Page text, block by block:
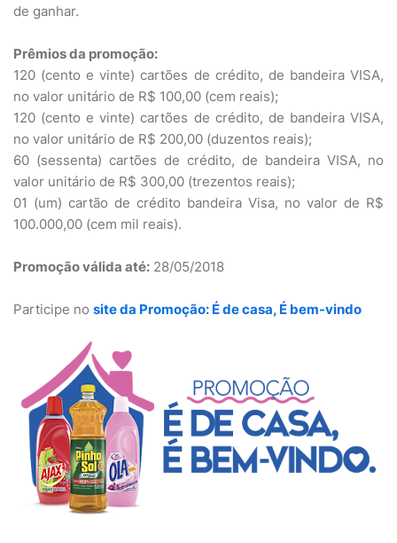
de ganhar.
Prêmios da promoção:
120 (cento e vinte) cartões de crédito, de bandeira VISA,
no valor unitário de R$ 100,00 (cem reais);
120 (cento e vinte) cartões de crédito, de bandeira VISA,
no valor unitário de R$ 200,00 (duzentos reais);
60 (sessenta) cartões de crédito, de bandeira VISA, no
valor unitário de R$ 300,00 (trezentos reais);
01 (um) cartão de crédito bandeira Visa, no valor de R$
100.000,00 (cem mil reais).
Promoção válida até: 28/05/2018
Participe no site da Promoção: É de casa, É bem-vindo